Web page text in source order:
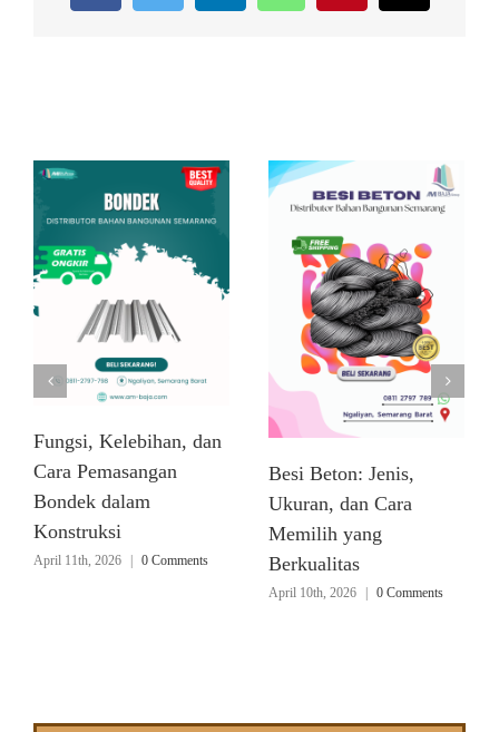
Fungsi, Kelebihan, dan
Cara Pemasangan
Bondek dalam
Konstruksi
April 11th, 2026 | 0 Comments
Besi Beton: Jenis,
Ukuran, dan Cara
Memilih yang
Berkualitas
April 10th, 2026 | 0 Comments